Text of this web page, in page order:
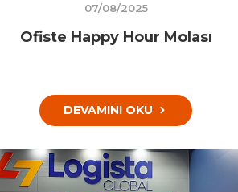
07/08/2025
Ofiste Happy Hour Molası
DEVAMINI OKU